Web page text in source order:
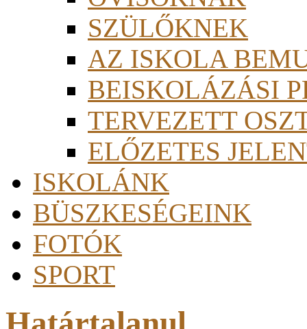
SZÜLŐKNEK
AZ ISKOLA
BEISKOLÁZÁSI
TERVEZETT
ELŐZETES
ISKOLÁNK
BÜSZKESÉGEINK
FOTÓK
SPORT